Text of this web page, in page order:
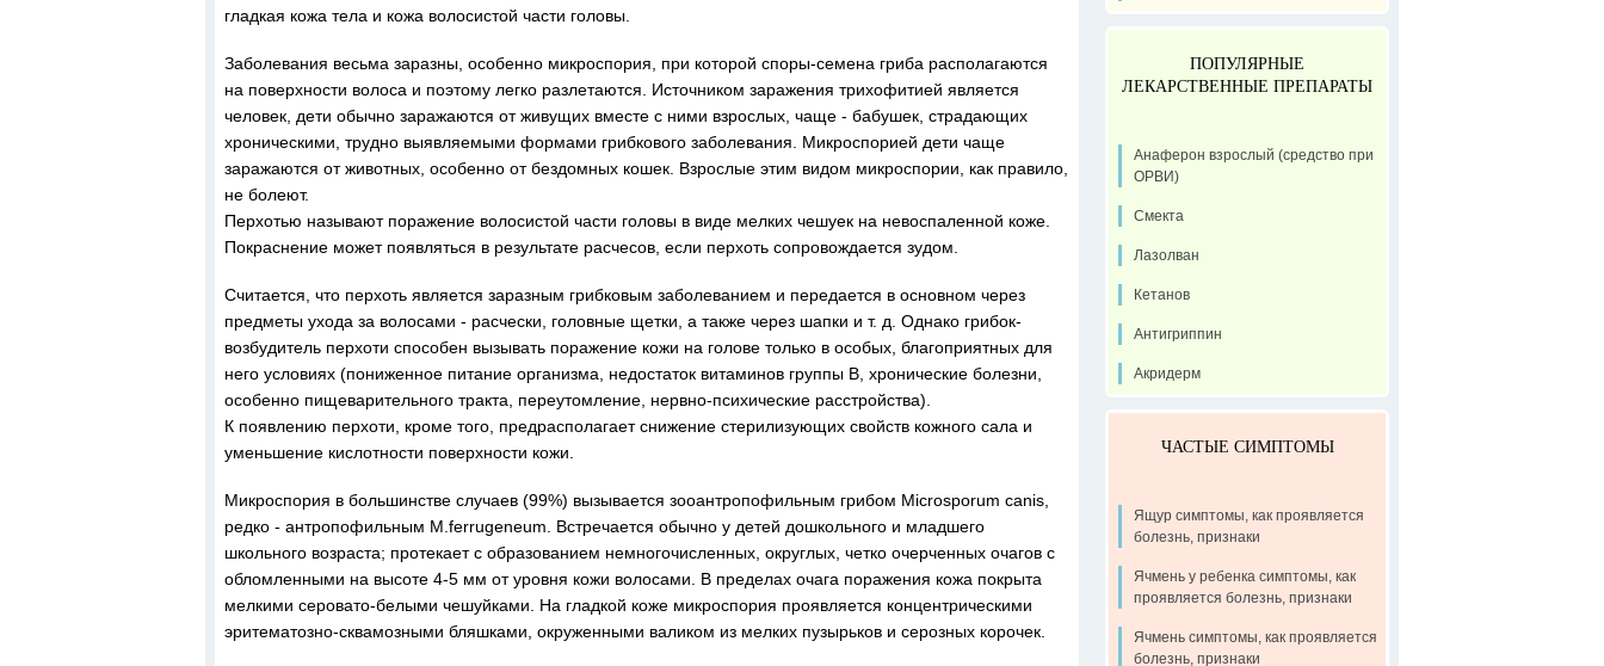
гладкая кожа тела и кожа волосистой части головы.
Заболевания весьма заразны, особенно микроспория, при которой споры-семена гриба располагаются
на поверхности волоса и поэтому легко разлетаются. Источником заражения трихофитией является
человек, дети обычно заражаются от живущих вместе с ними взрослых, чаще - бабушек, страдающих
хроническими, трудно выявляемыми формами грибкового заболевания. Микроспорией дети чаще
заражаются от животных, особенно от бездомных кошек. Взрослые этим видом микроспории, как правило,
не болеют.
Перхотью называют поражение волосистой части головы в виде мелких чешуек на невоспаленной коже.
Покраснение может появляться в результате расчесов, если перхоть сопровождается зудом.
Считается, что перхоть является заразным грибковым заболеванием и передается в основном через
предметы ухода за волосами - расчески, головные щетки, а также через шапки и т. д. Однако грибок-
возбудитель перхоти способен вызывать поражение кожи на голове только в особых, благоприятных для
него условиях (пониженное питание организма, недостаток витаминов группы В, хронические болезни,
особенно пищеварительного тракта, переутомление, нервно-психические расстройства).
К появлению перхоти, кроме того, предрасполагает снижение стерилизующих свойств кожного сала и
уменьшение кислотности поверхности кожи.
Микроспория в большинстве случаев (99%) вызывается зооантропофильным грибом Microsporum canis,
редко - антропофильным M.ferrugeneum. Встречается обычно у детей дошкольного и младшего
школьного возраста; протекает с образованием немногочисленных, округлых, четко очерченных очагов с
обломленными на высоте 4-5 мм от уровня кожи волосами. В пределах очага поражения кожа покрыта
мелкими серовато-белыми чешуйками. На гладкой коже микроспория проявляется концентрическими
эритематозно-сквамозными бляшками, окруженными валиком из мелких пузырьков и серозных корочек.
ПОПУЛЯРНЫЕ
ЛЕКАРСТВЕННЫЕ ПРЕПАРАТЫ
Анаферон взрослый (средство при
ОРВИ)
Смекта
Лазолван
Кетанов
Антигриппин
Акридерм
ЧАСТЫЕ СИМПТОМЫ
Ящур симптомы, как проявляется
болезнь, признаки
Ячмень у ребенка симптомы, как
проявляется болезнь, признаки
Ячмень симптомы, как проявляется
болезнь, признаки